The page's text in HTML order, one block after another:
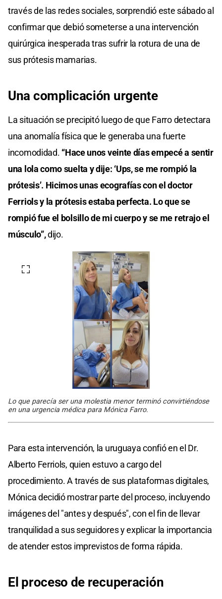
través de las redes sociales, sorprendió este sábado al
confirmar que debió someterse a una intervención
quirúrgica inesperada tras sufrir la rotura de una de
sus prótesis mamarias.
Una complicación urgente
La situación se precipitó luego de que Farro detectara
una anomalía física que le generaba una fuerte
incomodidad. “Hace unos veinte días empecé a sentir
una lola como suelta y dije: ‘Ups, se me rompió la
prótesis’. Hicimos unas ecografías con el doctor
Ferriols y la prótesis estaba perfecta. Lo que se
rompió fue el bolsillo de mi cuerpo y se me retrajo el
músculo”,dijo.
Lo que parecía ser una molestia menor terminó convirtiéndose
en una urgencia médica para Mónica Farro.
Para esta intervención, la uruguaya confió en el Dr.
Alberto Ferriols, quien estuvo a cargo del
procedimiento. A través de sus plataformas digitales,
Mónica decidió mostrar parte del proceso, incluyendo
imágenes del "antes y después", con el fin de llevar
tranquilidad a sus seguidores y explicar la importancia
de atender estos imprevistos de forma rápida.
El proceso de recuperación